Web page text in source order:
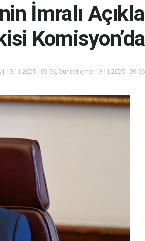
İmralı
Komisyon’da
| 19.11.2025 - 09:56, Güncelleme: 19.11.2025 - 09:56